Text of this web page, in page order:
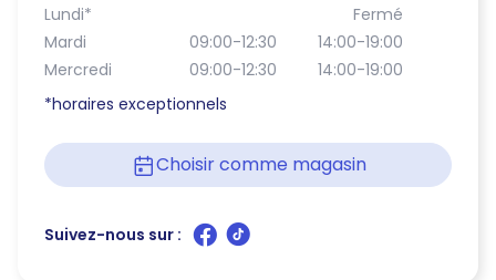
Lundi*
Fermé
Mardi
09:00-12:30
14:00-19:00
Mercredi
09:00-12:30
14:00-19:00
*horaires exceptionnels
Choisir comme magasin
Suivez-nous sur :